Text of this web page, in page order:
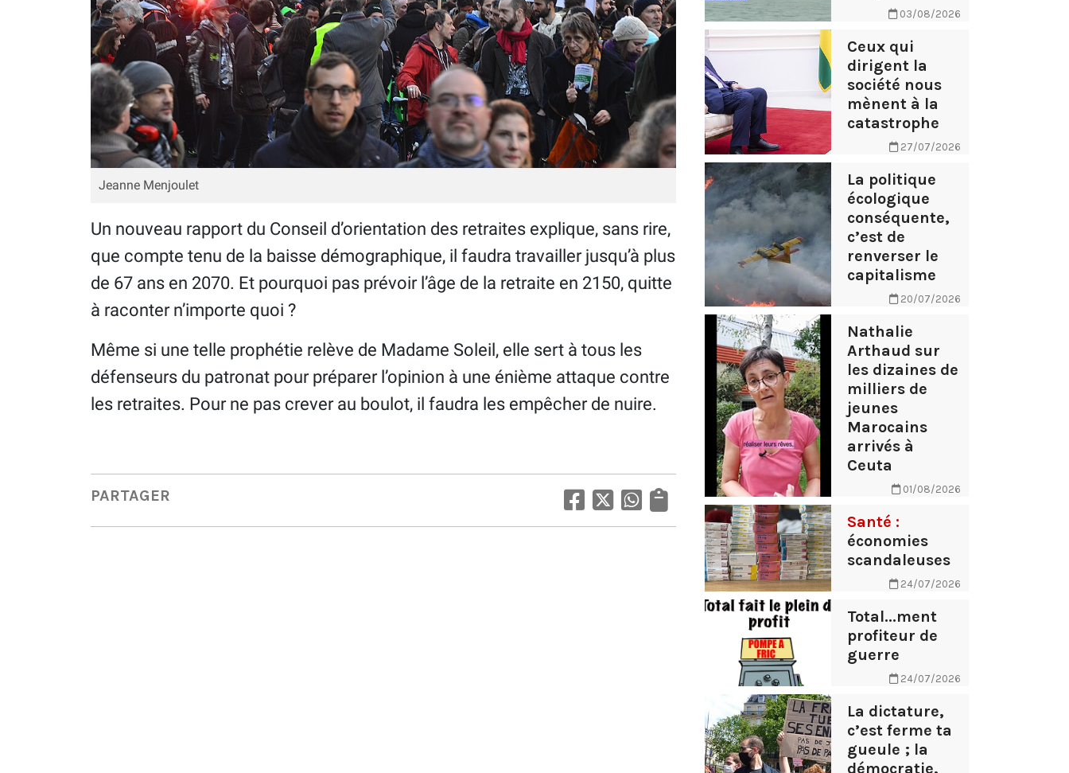
Jeanne Menjoulet
Un nouveau rapport du Conseil d’orientation des retraites explique, sans rire,
que compte tenu de la baisse démographique, il faudra travailler jusqu’à plus
de 67 ans en 2070. Et pourquoi pas prévoir l’âge de la retraite en 2150, quitte
à raconter n’importe quoi ?
Même si une telle prophétie relève de Madame Soleil, elle sert à tous les
défenseurs du patronat pour préparer l’opinion à une énième attaque contre
les retraites. Pour ne pas crever au boulot, il faudra les empêcher de nuire.
PARTAGER
03/08/2026
Ceux qui
dirigent la
société nous
mènent à la
catastrophe
27/07/2026
La politique
écologique
conséquente,
c’est de
renverser le
capitalisme
20/07/2026
Nathalie
Arthaud sur
les dizaines de
milliers de
jeunes
Marocains
arrivés à
Ceuta
01/08/2026
Santé :
économies
scandaleuses
24/07/2026
Total...ment
profiteur de
guerre
24/07/2026
La dictature,
c’est ferme ta
gueule ; la
démocratie,